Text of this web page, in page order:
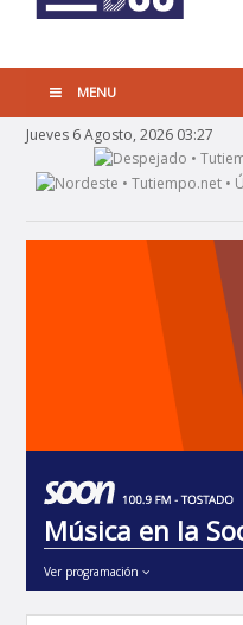
MENU
Jueves 6 Agosto, 2026 03:27
Música en la
Ver programación